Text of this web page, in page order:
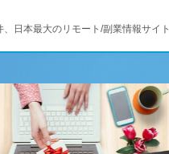
、日本最大のリモート/副業情報サイト